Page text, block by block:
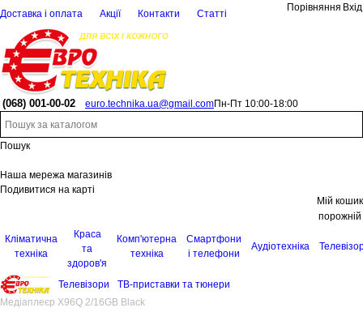
Доставка і оплата Акції Контакти Статті
Порівняння Вхід
(068) 001-00-02 euro.technika.ua@gmail.comПн-Пт 10:00-18:00
Пошук
Наша мережа магазинів
Подивитися на карті
Мій кошик
порожній
Кліматична
техніка
Краса
та
здоров'я
Комп'ютерна
техніка
Смартфони
і телефони
Аудіотехніка
Телевізори
ТВ-приставки та тюнери
Медіаплеєр X96Q 2/16GB Black